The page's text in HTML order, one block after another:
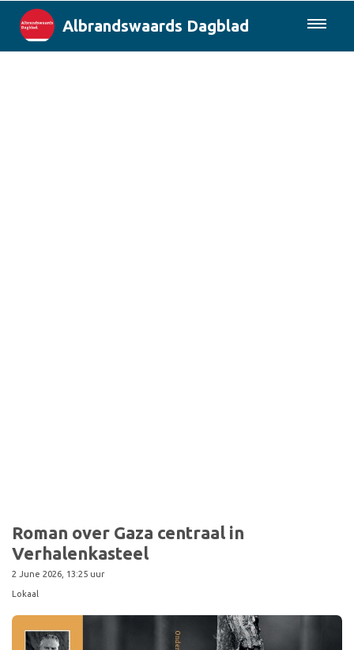
Albrandswaards Dagblad
Roman over Gaza centraal in
Verhalenkasteel
2 June 2026, 13:25 uur
Lokaal